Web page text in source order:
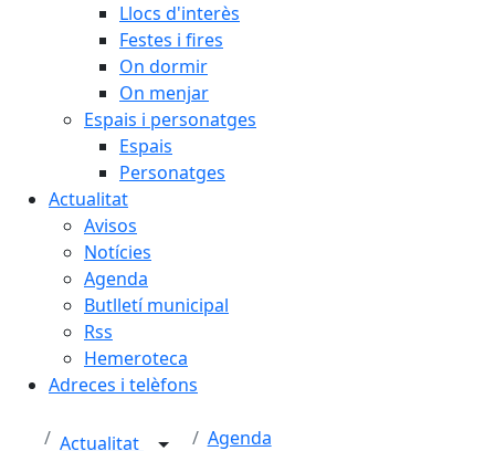
Llocs d'interès
Festes i fires
On dormir
On menjar
Espais i personatges
Espais
Personatges
Actualitat
Avisos
Notícies
Agenda
Butlletí municipal
Rss
Hemeroteca
Adreces i telèfons
Actualitat Agenda